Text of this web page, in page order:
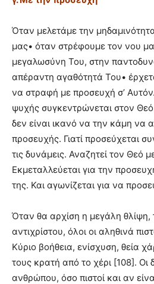
Όταν μελετάμε την
μας• όταν στρέφουμε τον νου
μεγαλωσύνη Του, στην
απέραντη αγαθότητά Του•
να στραφή με προσευχή σ’
ψυχής συγκεντρώνεται στον
δεν είναι ικανό να την κάμη να
προσευχής. Γιατί προσεύχεται
τις δυνάμεις. Αναζητεί τον Θεό
Εκμεταλλεύεται για την
της. Και αγωνίζεται για να
Όταν θα αρχίση η μεγάλη θλίψη,
αντιχρίστου, όλοι οι αληθινά
Κύριο βοήθεια, ενίσχυση, θεία
τους κρατή από το χέρι [108]. Οι
ανθρώπου, όσο πιστοί και αν